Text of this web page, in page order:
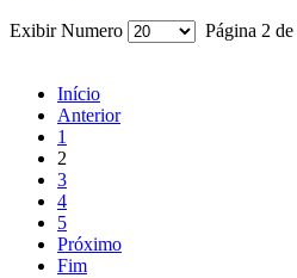
Exibir Numero Página 2
Início
Anterior
1
2
3
4
5
Próximo
Fim